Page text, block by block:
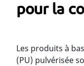
pour la
Les produits à
(PU) pulvérisée